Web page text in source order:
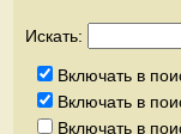
Искать:
Включать в
Включать в
Включать в